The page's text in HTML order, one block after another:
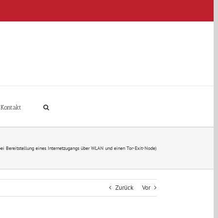
Kontakt
Bereitstellung eines Internetzugangs über WLAN und einen Tor-Exit-Node)
Zurück Vor